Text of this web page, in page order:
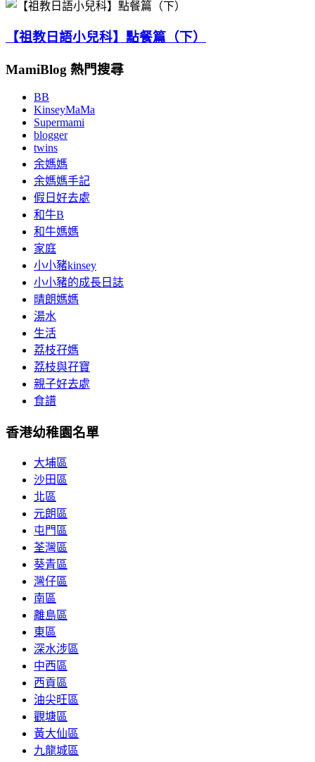
【祖教日語小兒科】點餐篇（下）
MamiBlog 熱門搜尋
BB
KinseyMaMa
Supermami
blogger
twins
余媽媽
余媽媽手記
假日好去處
和牛B
和牛媽媽
家庭
小小豬kinsey
小小豬的成長日誌
晴朗媽媽
湯水
生活
荔枝孖媽
荔枝與孖寶
親子好去處
食譜
香港幼稚園名單
大埔區
沙田區
北區
元朗區
屯門區
荃灣區
葵青區
灣仔區
南區
離島區
東區
深水涉區
中西區
西貢區
油尖旺區
觀塘區
黃大仙區
九龍城區